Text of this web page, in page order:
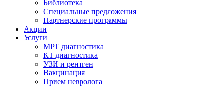
Библиотека
Специальные предложения
Партнерские программы
Акции
Услуги
МРТ диагностика
КТ диагностика
УЗИ и рентген
Вакцинация
Прием невролога